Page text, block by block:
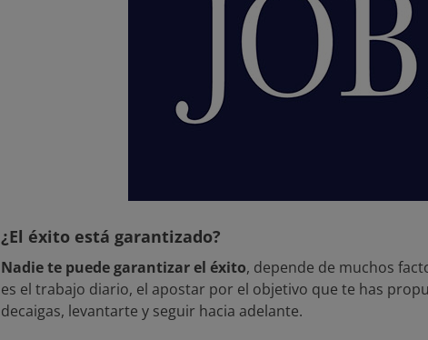
¿El éxito está garantizado?
Nadie te puede garantizar el éxito, depende de muchos
es el trabajo diario, el apostar por el objetivo que te has
decaigas, levantarte y seguir hacia adelante.